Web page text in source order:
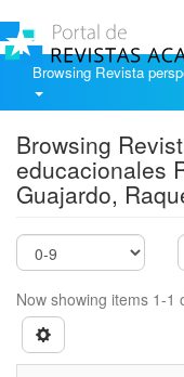
Browsing Revista
Browsing
educacionales
Guajardo,
Now showing items 1-1